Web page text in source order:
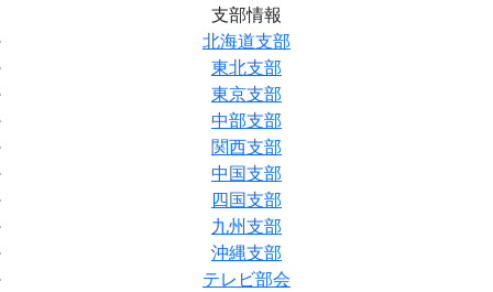
支部情報
北海道支部
東北支部
東京支部
中部支部
関西支部
中国支部
四国支部
九州支部
沖縄支部
テレビ部会